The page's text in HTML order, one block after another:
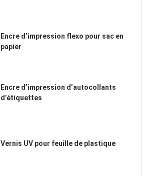
Encre d’impression flexo pour sac en
papier
Encre d’impression d’autocollants
d’étiquettes
Vernis UV pour feuille de plastique